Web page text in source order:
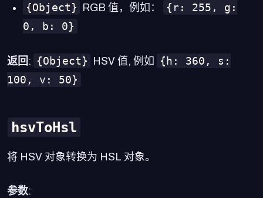
{Object} RGB 值，例如：
{r: 255, g:
0, b: 0}
返回 : {Object} HSV 值, 例如
{h: 360, s:
100, v: 50}
hsvToHsl
将 HSV 对象转换为 HSL 对象。
参数: